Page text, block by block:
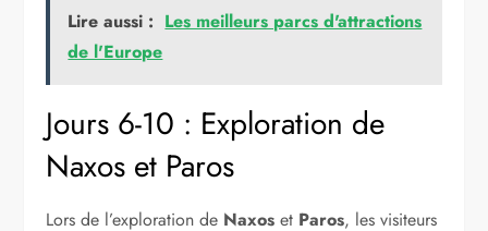
Lire aussi : Les meilleurs parcs d'attractions
de l'Europe
Jours 6-10 : Exploration de
Naxos et Paros
Lors de l’exploration de Naxos et Paros, les visiteurs